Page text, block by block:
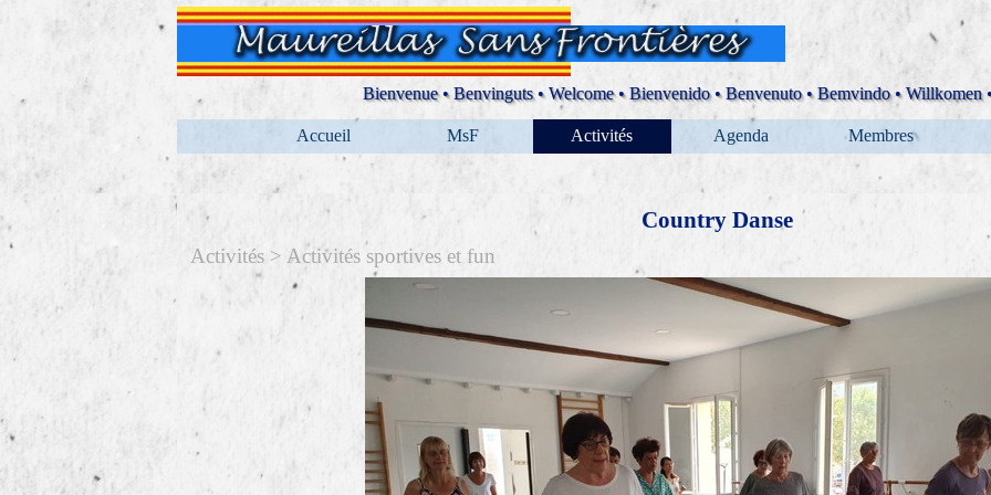
Aller au contenu
Bienvenue • Benvinguts • Welcome • Bienvenido • Benvenuto • Bemvindo • Willkomen
Sauter le menu
Accueil MsF ▼
Activités ▼
Agenda ▼
Membres
Country Danse
Activités > Activités sportives et fun